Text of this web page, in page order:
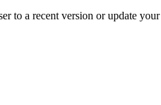
to a recent version or update your